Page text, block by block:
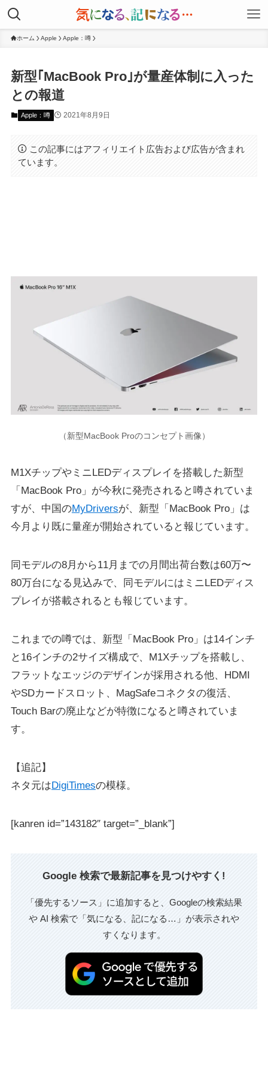
ホーム Apple Apple：噂
新型｢MacBook Pro｣が量産体制に入った
との報道
Apple：噂 2021年8月9日
この記事にはアフィリエイト広告および広告が含まれ
ています。
（新型MacBook Proのコンセプト画像）
M1XチップやミニLEDディスプレイを搭載した新型
「MacBook Pro」が今秋に発売されると噂されていま
すが、中国のMyDriversが、新型「MacBook Pro」は
今月より既に量産が開始されていると報じています。
同モデルの8月から11月までの月間出荷台数は60万〜
80万台になる見込みで、同モデルにはミニLEDディス
プレイが搭載されるとも報じています。
これまでの噂では、新型「MacBook Pro」は14インチ
と16インチの2サイズ構成で、M1Xチップを搭載し、
フラットなエッジのデザインが採用される他、HDMI
やSDカードスロット、MagSafeコネクタの復活、
Touch Barの廃止などが特徴になると噂されていま
す。
【追記】
ネタ元はDigiTimesの模様。
[kanren id=”143182″ target=”_blank”]
Google 検索で最新記事を見つけやすく!
「優先するソース」に追加すると、Googleの検索結果
や AI 検索で「気になる、記になる…」が表示されや
すくなります。